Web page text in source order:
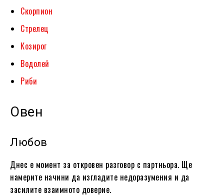
Скорпион
Стрелец
Козирог
Водолей
Риби
Овен
Любов
Днес е момент за откровен разговор с партньора. Ще
намерите начини да изгладите недоразумения и да
засилите взаимното доверие.